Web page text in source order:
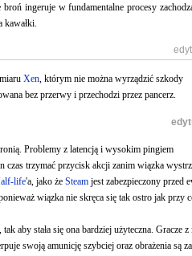
ingeruje w fundamentalne procesy
Xen, którym nie można wyrządzić szkody
bez przerwy i przechodzi przez pancerz.
Problemy z latencją i wysokim pingiem
czas trzymać przycisk akcji zanim wiązka
life'a, jako że Steam jest zabezpieczony przed
wiązka nie skręca się tak ostro jak przy
aby stała się ona bardziej użyteczna.
swoją amunicję szybciej oraz obrażenia są